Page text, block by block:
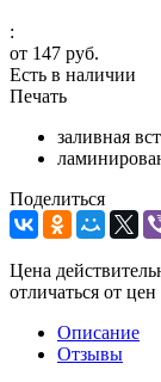
:
от 147 руб.
Есть в наличии
Печать
заливная
Поделиться
Цена
отличаться от
Описание
Отзывы